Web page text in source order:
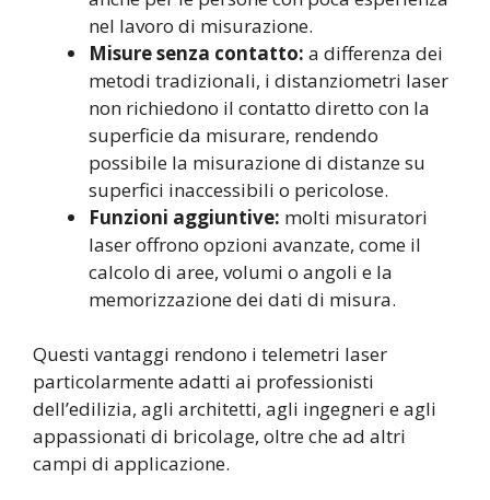
nel lavoro di misurazione.
Misure senza contatto: a differenza dei
metodi tradizionali, i distanziometri laser
non richiedono il contatto diretto con la
superficie da misurare, rendendo
possibile la misurazione di distanze su
superfici inaccessibili o pericolose.
Funzioni aggiuntive: molti misuratori
laser offrono opzioni avanzate, come il
calcolo di aree, volumi o angoli e la
memorizzazione dei dati di misura.
Questi vantaggi rendono i telemetri laser
particolarmente adatti ai professionisti
dell’edilizia, agli architetti, agli ingegneri e agli
appassionati di bricolage, oltre che ad altri
campi di applicazione.